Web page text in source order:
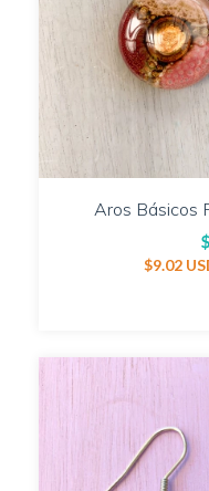
Aros Básicos
$9.02